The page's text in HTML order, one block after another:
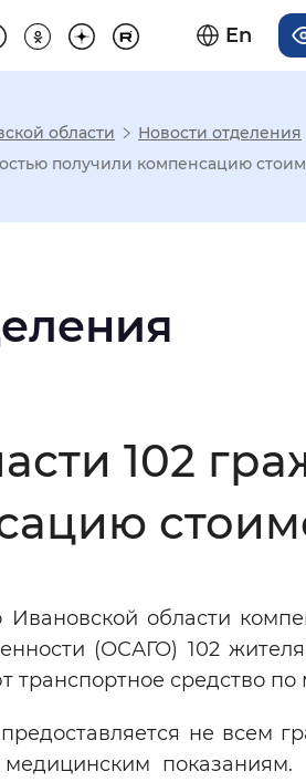
En
засечками
Инверсивный
Выключены
области
Новости отделения
получили компенсацию
102
области
(ОСАГО) 102
транспортное средство
не всем
медицинским